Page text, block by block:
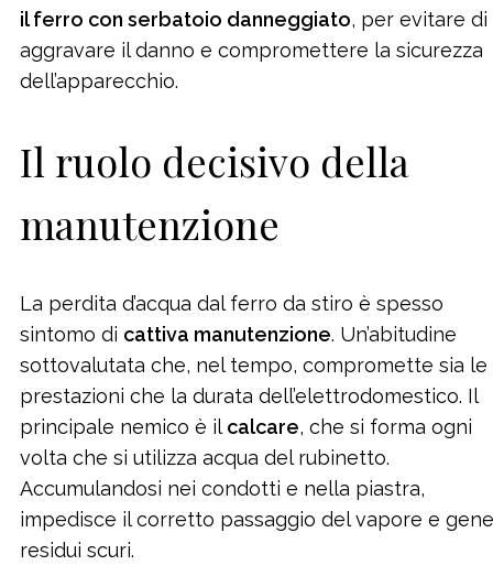
il ferro con serbatoio danneggiato, per evitare di
aggravare il danno e compromettere la sicurezza
dell’apparecchio.
Il ruolo decisivo della
manutenzione
La perdita d’acqua dal ferro da stiro è spesso
sintomo di cattiva manutenzione. Un’abitudine
sottovalutata che, nel tempo, compromette sia le
prestazioni che la durata dell’elettrodomestico. Il
principale nemico è il calcare, che si forma ogni
volta che si utilizza acqua del rubinetto.
Accumulandosi nei condotti e nella piastra,
impedisce il corretto passaggio del vapore e
residui scuri.